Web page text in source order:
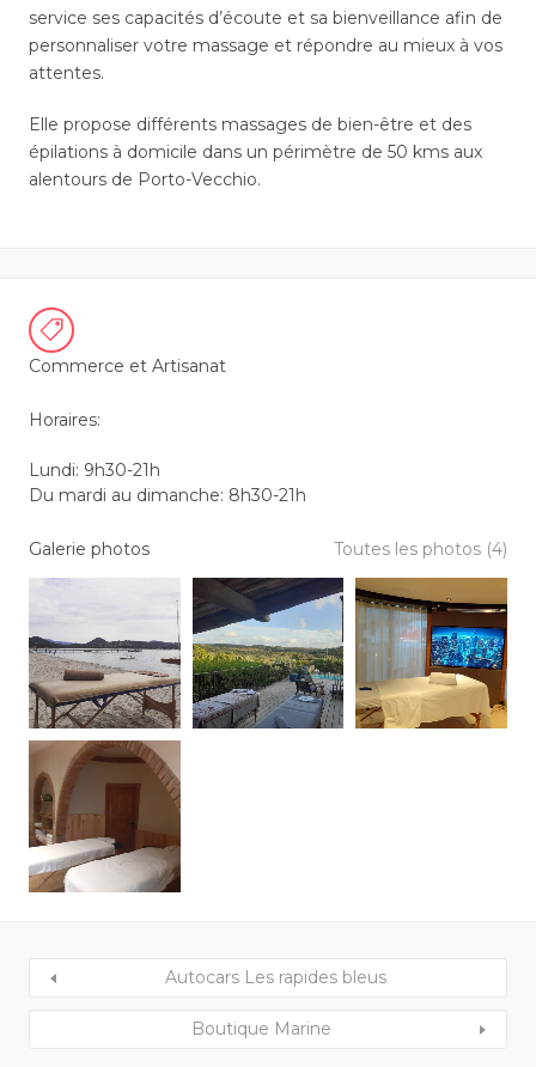
service ses capacités d’écoute et sa bienveillance afin de
personnaliser votre massage et répondre au mieux à vos
attentes.
Elle propose différents massages de bien-être et des
épilations à domicile dans un périmètre de 50 kms aux
alentours de Porto-Vecchio.
Commerce et Artisanat
Horaires:
Lundi: 9h30-21h
Du mardi au dimanche: 8h30-21h
Galerie photos Toutes les photos (4)
Autocars Les rapides bleus
Boutique Marine